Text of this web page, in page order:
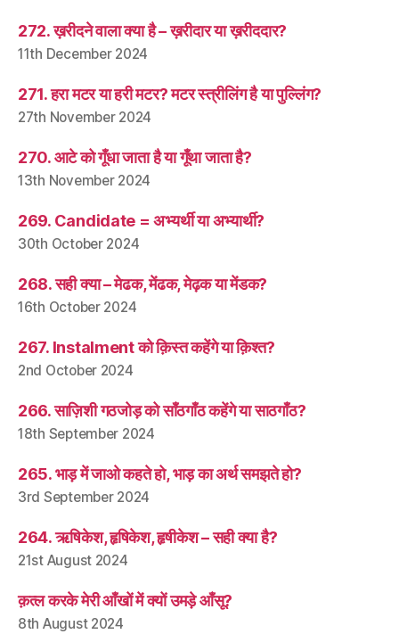
272. ख़रीदने वाला क्या है – ख़रीदार या ख़रीददार?
11th December 2024
271. हरा मटर या हरी मटर? मटर स्त्रीलिंग है या पुल्लिंग?
27th November 2024
270. आटे को गूँधा जाता है या गूँथा जाता है?
13th November 2024
269. Candidate = अभ्यर्थी या अभ्यार्थी?
30th October 2024
268. सही क्या – मेढक, मेंढक, मेढ़क या मेंडक?
16th October 2024
267. Instalment को क़िस्त कहेंगे या क़िश्त?
2nd October 2024
266. साज़िशी गठजोड़ को साँठगाँठ कहेंगे या साठगाँठ?
18th September 2024
265. भाड़ में जाओ कहते हो, भाड़ का अर्थ समझते हो?
3rd September 2024
264. ऋषिकेश, हृषिकेश, हृषीकेश – सही क्या है?
21st August 2024
क़त्ल करके मेरी आँखों में क्यों उमड़े आँसू?
8th August 2024